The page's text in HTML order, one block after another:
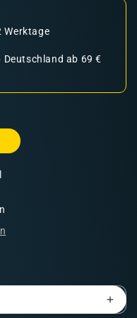
Werktage
ab 69 €